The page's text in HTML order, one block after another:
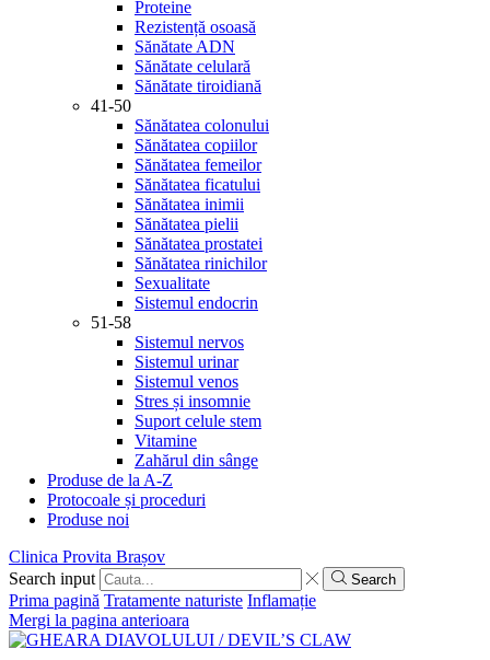
Proteine
Rezistență osoasă
Sănătate ADN
Sănătate celulară
Sănătate tiroidiană
41-50
Sănătatea colonului
Sănătatea copiilor
Sănătatea femeilor
Sănătatea ficatului
Sănătatea inimii
Sănătatea pielii
Sănătatea prostatei
Sănătatea rinichilor
Sexualitate
Sistemul endocrin
51-58
Sistemul nervos
Sistemul urinar
Sistemul venos
Stres și insomnie
Suport celule stem
Vitamine
Zahărul din sânge
Produse de la A-Z
Protocoale și proceduri
Produse noi
Clinica Provita Brașov
Search input
Search
Prima pagină Tratamente naturiste Inflamație
Mergi la pagina anterioara